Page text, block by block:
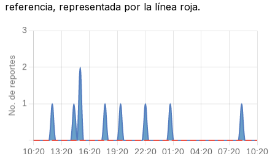
referencia, representada por la línea roja.